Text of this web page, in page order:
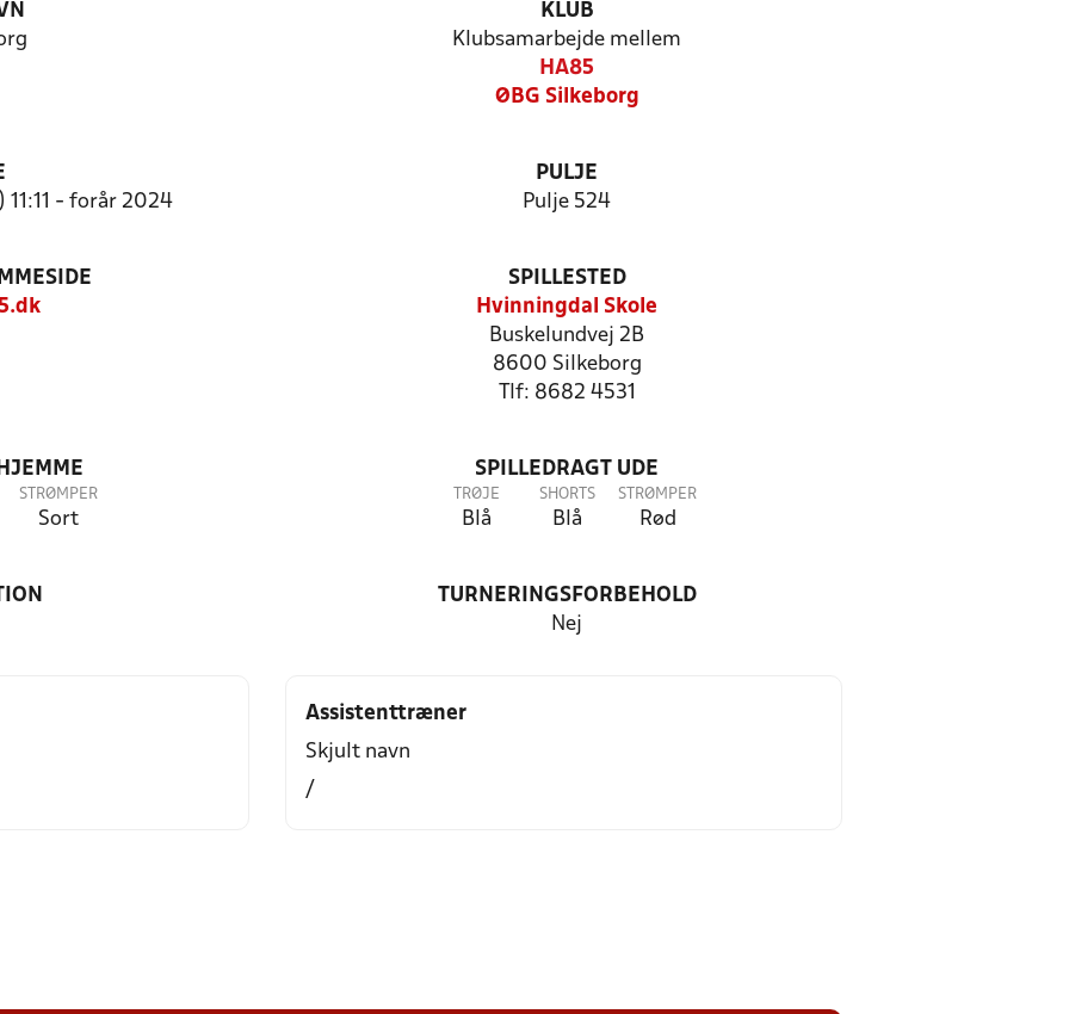
KLUB
Klubsamarbejde mellem
HA85
ØBG Silkeborg
11:11 - forår 2024
PULJE
Pulje 524
SPILLESTED
Hvinningdal Skole
Buskelundvej 2B
8600 Silkeborg
Tlf: 8682 4531
STRØMPER
Sort
SPILLEDRAGT UDE
TRØJE
Blå
SHORTS
Blå
STRØMPER
Rød
TURNERINGSFORBEHOLD
Nej
Assistenttræner
Skjult navn
/